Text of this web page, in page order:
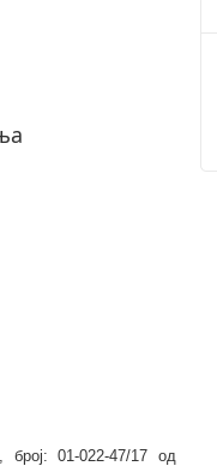
01-022-47/17 од